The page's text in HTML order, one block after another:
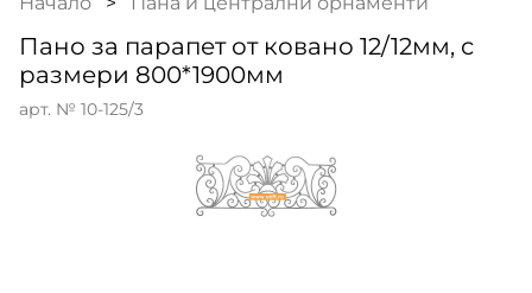
Пано за парапет от ковано 12/12мм, с
размери 800*1900мм
арт. № 10-125/3